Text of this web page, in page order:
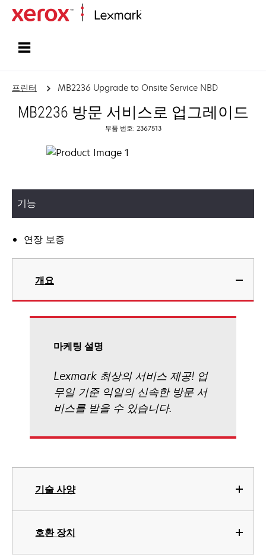
프린터 MB2236 Upgrade to Onsite Service NBD
MB2236 방문 서비스로 업그레이드
부품 번호: 2367513
기능
연장 보증
개요
기술 사양
호환 장치
마케팅 설명
Lexmark 최상의 서비스 제공! 업
무일 기준 익일의 신속한 방문 서
비스를 받을 수 있습니다.